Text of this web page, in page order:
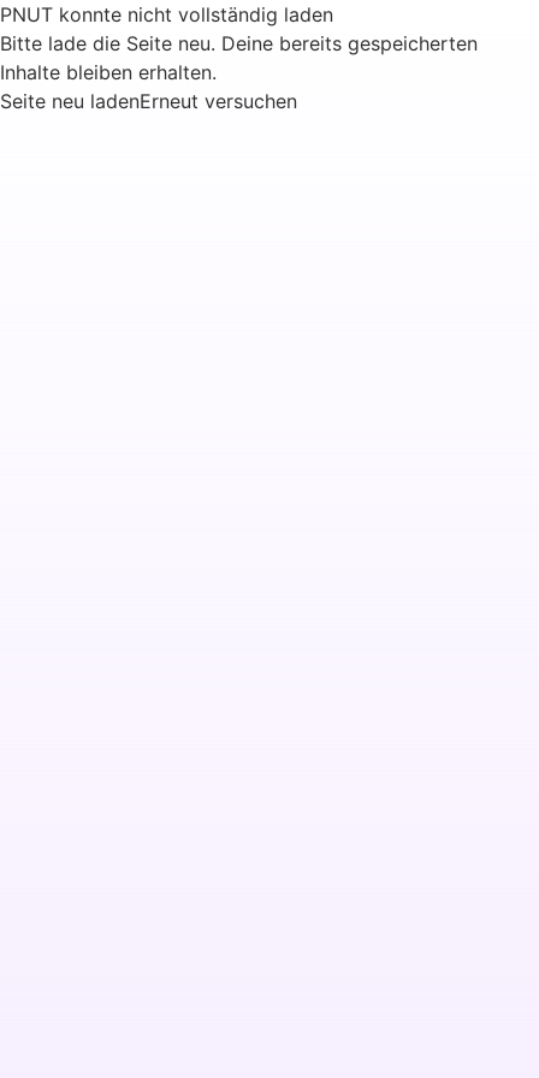
PNUT konnte nicht vollständig laden
Bitte lade die Seite neu. Deine bereits gespeicherten
Inhalte bleiben erhalten.
Seite neu ladenErneut versuchen